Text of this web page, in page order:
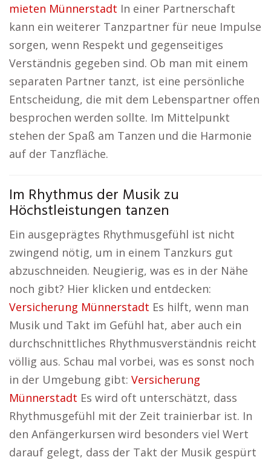
mieten Münnerstadt In einer Partnerschaft
kann ein weiterer Tanzpartner für neue Impulse
sorgen, wenn Respekt und gegenseitiges
Verständnis gegeben sind. Ob man mit einem
separaten Partner tanzt, ist eine persönliche
Entscheidung, die mit dem Lebenspartner offen
besprochen werden sollte. Im Mittelpunkt
stehen der Spaß am Tanzen und die Harmonie
auf der Tanzfläche.
Im Rhythmus der Musik zu
Höchstleistungen tanzen
Ein ausgeprägtes Rhythmusgefühl ist nicht
zwingend nötig, um in einem Tanzkurs gut
abzuschneiden. Neugierig, was es in der Nähe
noch gibt? Hier klicken und entdecken:
Versicherung Münnerstadt Es hilft, wenn man
Musik und Takt im Gefühl hat, aber auch ein
durchschnittliches Rhythmusverständnis reicht
völlig aus. Schau mal vorbei, was es sonst noch
in der Umgebung gibt: Versicherung
Münnerstadt Es wird oft unterschätzt, dass
Rhythmusgefühl mit der Zeit trainierbar ist. In
den Anfängerkursen wird besonders viel Wert
darauf gelegt, dass der Takt der Musik gespürt